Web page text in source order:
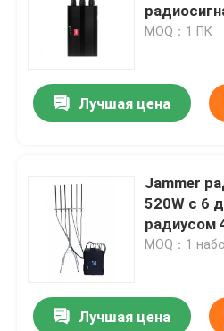
MOQ：1 ПК
Лучшая цена
Jammer
520W с 6
радиусом
MOQ：1
Лучшая цена